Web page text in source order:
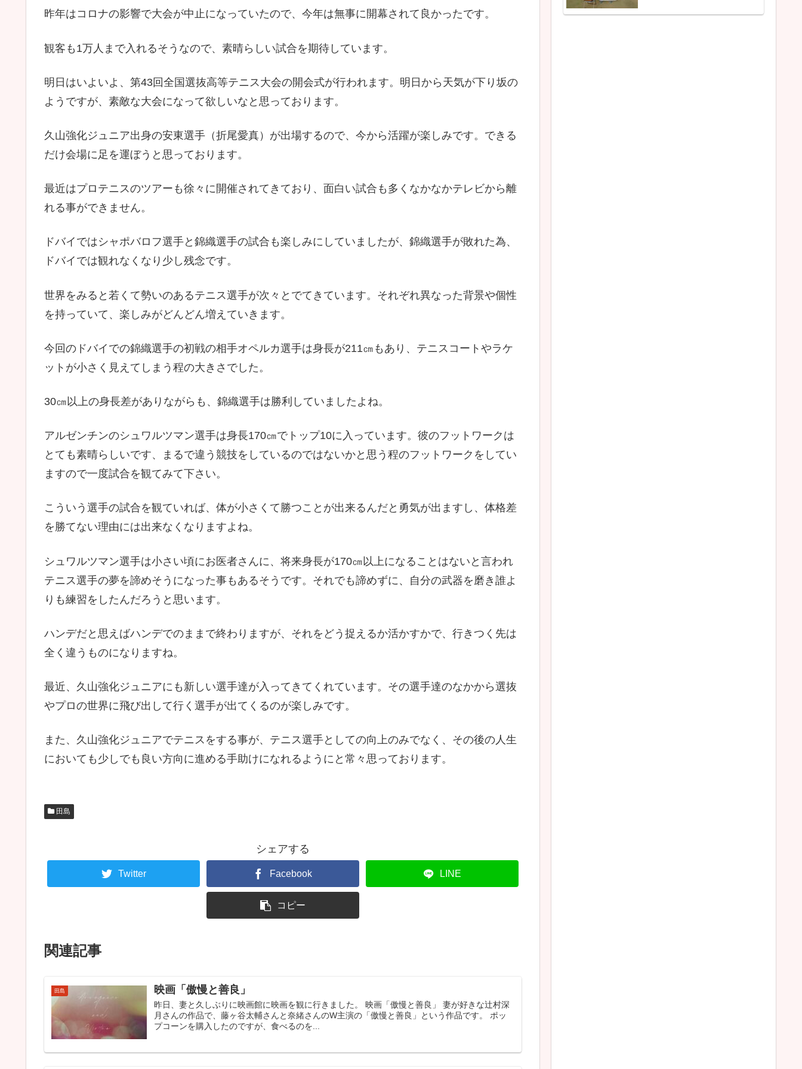
昨年はコロナの影響で大会が中止になっていたので、今年は無事に開幕されて良かったです。
観客も1万人まで入れるそうなので、素晴らしい試合を期待しています。
明日はいよいよ、第43回全国選抜高等テニス大会の開会式が行われます。明日から天気が下り坂の
ようですが、素敵な大会になって欲しいなと思っております。
久山強化ジュニア出身の安東選手（折尾愛真）が出場するので、今から活躍が楽しみです。できる
だけ会場に足を運ぼうと思っております。
最近はプロテニスのツアーも徐々に開催されてきており、面白い試合も多くなかなかテレビから離
れる事ができません。
ドバイではシャポバロフ選手と錦織選手の試合も楽しみにしていましたが、錦織選手が敗れた為、
ドバイでは観れなくなり少し残念です。
世界をみると若くて勢いのあるテニス選手が次々とでてきています。それぞれ異なった背景や個性
を持っていて、楽しみがどんどん増えていきます。
今回のドバイでの錦織選手の初戦の相手オペルカ選手は身長が211㎝もあり、テニスコートやラケ
ットが小さく見えてしまう程の大きさでした。
30㎝以上の身長差がありながらも、錦織選手は勝利していましたよね。
アルゼンチンのシュワルツマン選手は身長170㎝でトップ10に入っています。彼のフットワークは
とても素晴らしいです、まるで違う競技をしているのではないかと思う程のフットワークをしてい
ますので一度試合を観てみて下さい。
こういう選手の試合を観ていれば、体が小さくて勝つことが出来るんだと勇気が出ますし、体格差
を勝てない理由には出来なくなりますよね。
シュワルツマン選手は小さい頃にお医者さんに、将来身長が170㎝以上になることはないと言われ
テニス選手の夢を諦めそうになった事もあるそうです。それでも諦めずに、自分の武器を磨き誰よ
りも練習をしたんだろうと思います。
ハンデだと思えばハンデでのままで終わりますが、それをどう捉えるか活かすかで、行きつく先は
全く違うものになりますね。
最近、久山強化ジュニアにも新しい選手達が入ってきてくれています。その選手達のなかから選抜
やプロの世界に飛び出して行く選手が出てくるのが楽しみです。
また、久山強化ジュニアでテニスをする事が、テニス選手としての向上のみでなく、その後の人生
においても少しでも良い方向に進める手助けになれるようにと常々思っております。
田島
シェアする
Twitter Facebook LINE
コピー
関連記事
田島 映画「傲慢と善良」
昨日、妻と久しぶりに映画館に映画を観に行きました。 映画「傲慢と善良」 妻が好きな辻村深
月さんの作品で、藤ヶ谷太輔さんと奈緒さんのW主演の「傲慢と善良」という作品です。 ポッ
プコーンを購入したのですが、食べるのを...